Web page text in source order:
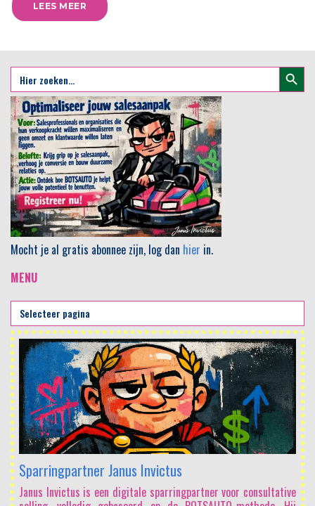
LEES MEER
Zoek
naar:
Mocht je al gratis abonnee zijn, log dan hier in.
MENU
Sparringpartner Janus Invictus
Janus Invictus is een digitale sparringpartner voor consultative